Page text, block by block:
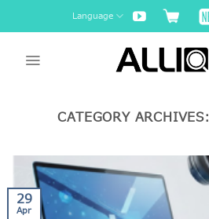
to
Language
CATEGORY ARCHIVES:
29
Apr